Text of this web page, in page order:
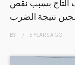
التاج بسبب نقص
نتيجة الضرب
BY 5 YEARSAGO